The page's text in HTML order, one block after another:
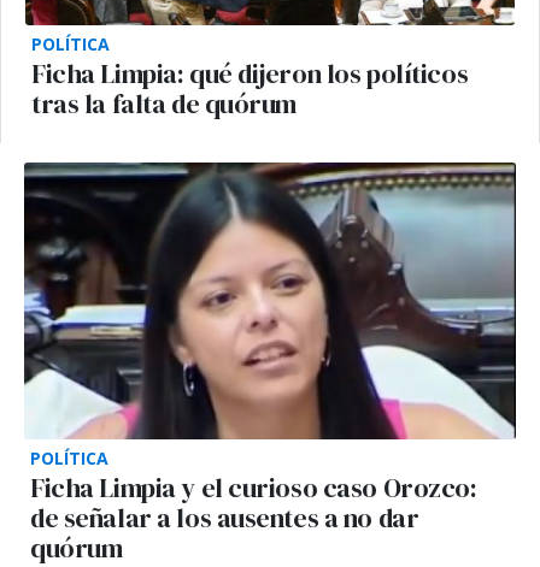
POLÍTICA
Ficha Limpia: qué dijeron los políticos
tras la falta de quórum
POLÍTICA
Ficha Limpia y el curioso caso Orozco:
de señalar a los ausentes a no dar
quórum